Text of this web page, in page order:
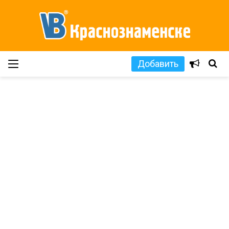
Добавить